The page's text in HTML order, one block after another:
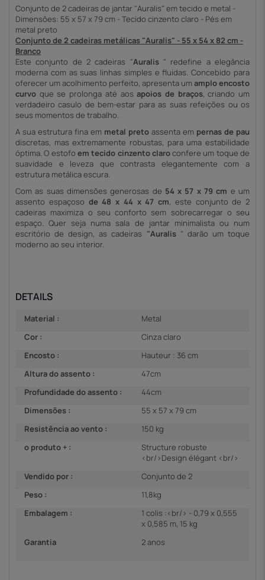
Conjunto de 2 cadeiras de jantar "Auralis" em tecido e metal -
Dimensões: 55 x 57 x 79 cm - Tecido cinzento claro - Pés em
metal preto
Conjunto de 2 cadeiras metálicas "Auralis" - 55 x 54 x 82 cm -
Branco
Este conjunto de 2 cadeiras "Auralis" redefine a elegância
moderna com as suas linhas simples e fluidas. Concebido para
oferecer um acolhimento perfeito, apresenta um amplo encosto
curvo que se prolonga até aosapoios de braços, criando um
verdadeiro casulo de bem-estar para as suas refeições ou os
seus momentos de trabalho.
A sua estrutura fina em metal preto assenta em pernas de pau
discretas, mas extremamente robustas, para uma estabilidade
óptima. O estofo em tecido cinzento claroconfere um toque de
suavidade e leveza que contrasta elegantemente com a
estrutura metálica escura.
Com as suas dimensões generosas de 54 x 57 x 79 cm e um
assento espaçoso de 48 x 44 x 47 cm, este conjunto de 2
cadeiras maximiza o seu conforto sem sobrecarregar o seu
espaço. Quer seja numa sala de jantar minimalista ou num
escritório de design, as cadeiras "Auralis " darão um toque
moderno ao seu interior.
DETAILS
Material :
Metal
Cor :
Cinza claro
Encosto :
Hauteur : 36 cm
Altura do assento :
47cm
Profundidade do assento :
44cm
Dimensões :
55 x 57 x 79 cm
Resistência ao vento :
150 kg
o produto + :
Structure robuste
<br/>Design élégant <br/>
Vendido por :
Conjunto de 2
Peso :
11,8kg
Embalagem :
1 colis :<br/> - 0,79 x 0,555
x 0,585 m, 15 kg
Garantia
2 anos